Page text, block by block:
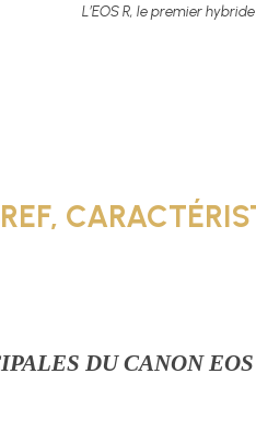
L’EOS R, le premier
DU CANON